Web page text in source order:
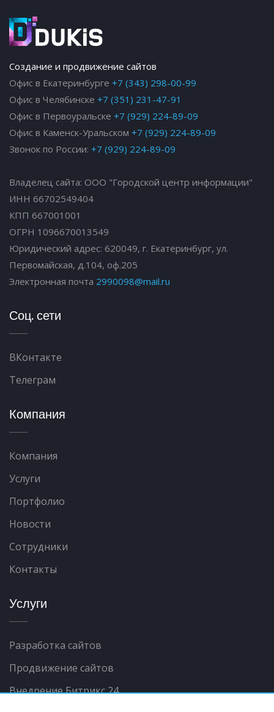
Создание и продвижение сайтов
Офис в Екатеринбурге +7 (343) 298-00-99
Офис в Челябинске +7 (351) 231-47-91
Офис в Первоуральске +7 (929) 224-89-09
Офис в Каменск-Уральском +7 (929) 224-89-09
Звонок по России: +7 (929) 224-89-09
Владелец сайта: ООО "Городской центр информации"
ИНН 66702549404
КПП 667001001
ОГРН 1096670013549
Юридический адрес: 620049, г. Екатеринбург, ул.
Первомайская, д.104, оф.205
Электронная почта 2990098@mail.ru
Соц. сети
ВКонтакте
Телеграм
Компания
Компания
Услуги
Портфолио
Новости
Сотрудники
Контакты
Услуги
Разработка сайтов
Продвижение сайтов
Внедрение Битрикс 24